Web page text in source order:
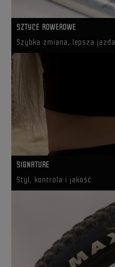
SZTYCE ROWEROWE
Szybka zmiana, lepsza jazda
SIGNATURE
Styl, kontrola i jakość